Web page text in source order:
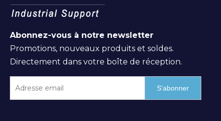
Abonnez-vous à notre newsletter
Promotions, nouveaux produits et soldes.
Directement dans votre boîte de réception.
S'abonner